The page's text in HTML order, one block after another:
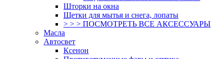
Шторки на окна
Щетки для мытья и снега, лопаты
> > > ПОСМОТРЕТЬ ВСЕ АКСЕССУАРЫ
Масла
Автосвет
Ксенон